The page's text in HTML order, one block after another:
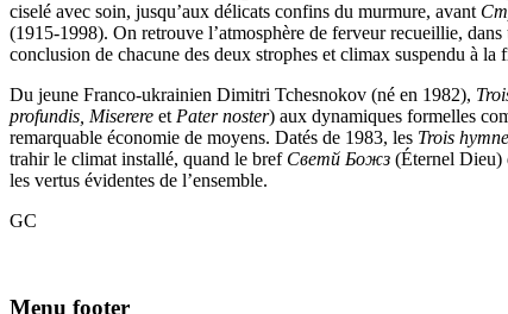
ciselé avec soin, jusqu’aux délicats confins du murmure, avant
(1915-1998). On retrouve l’atmosphère de ferveur recueillie,
conclusion de chacune des deux strophes et climax suspendu à la
Du jeune Franco-ukrainien Dimitri Tchesnokov (né en 1982),
profundis, Miserere et Pater noster) aux dynamiques formelles
remarquable économie de moyens. Datés de 1983, les Trois
trahir le climat installé, quand le bref Свeтй Бoжз (Éternel Dieu)
les vertus évidentes de l’ensemble.
GC
Menu footer